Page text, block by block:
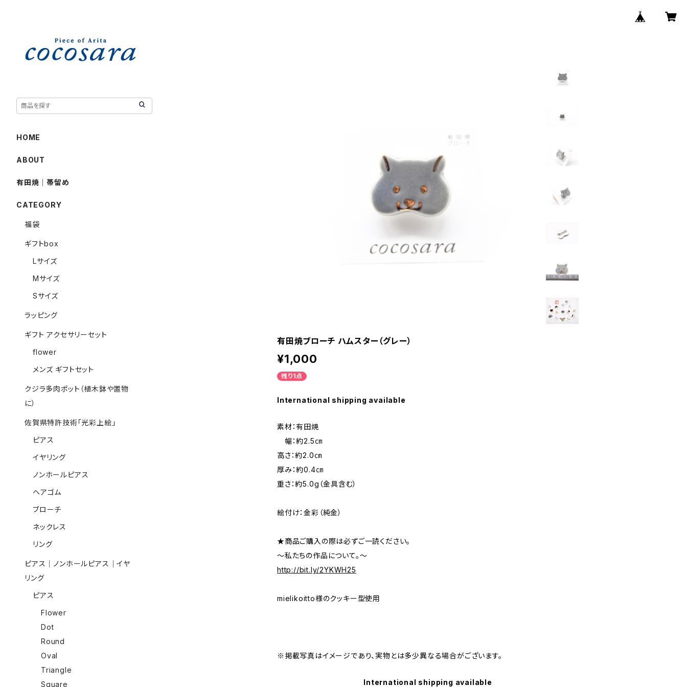
有田焼ブローチ ハムスター（グレー）
¥1,000
残り1点
International shipping available
素材：有田焼
幅：約2.5㎝
高さ：約2.0㎝
厚み：約0.4㎝
重さ：約5.0g（金具含む）
絵付け：金彩（純金）
★商品ご購入の際は必ずご一読ください。
～私たちの作品について。～
http://bit.ly/2YKWH25
mielikoitto様のクッキー型使用
※掲載写真はイメージであり、実物とは多少異なる場合がございます。
International shipping available
HOME
ABOUT
有田焼｜帯留め
CATEGORY
福袋
ギフトbox
Lサイズ
Mサイズ
Sサイズ
ラッピング
ギフト アクセサリーセット
flower
メンズ ギフトセット
クジラ多肉ポット（植木鉢や置物
に）
佐賀県特許技術「光彩上絵」
ピアス
イヤリング
ノンホールピアス
ヘアゴム
ブローチ
ネックレス
リング
ピアス｜ノンホールピアス｜イヤ
リング
ピアス
Flower
Dot
Round
Oval
Triangle
Square